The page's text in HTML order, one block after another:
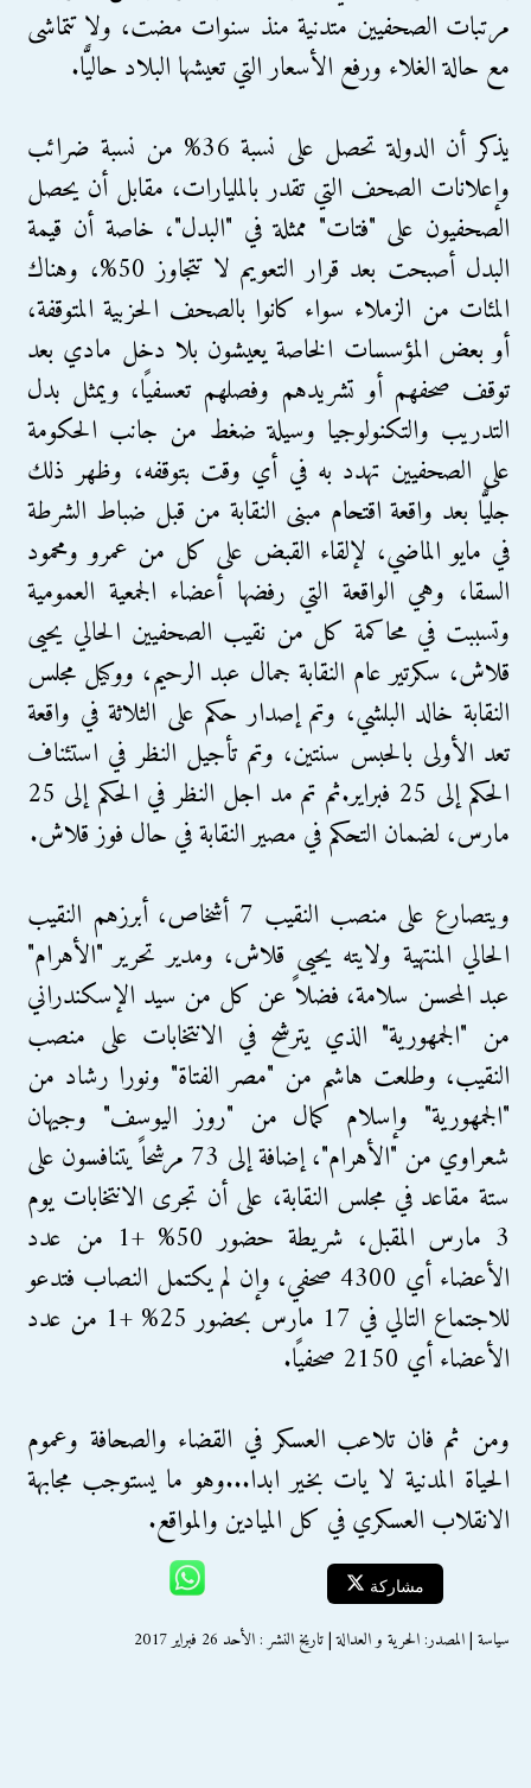
مرتبات الصحفيين متدنية منذ سنوات مضت، ولا تتماشى
مع حالة الغلاء ورفع الأسعار التي تعيشها البلاد حاليًّا.
يذكر أن الدولة تحصل على نسبة 36% من نسبة ضرائب
وإعلانات الصحف التي تقدر بالمليارات، مقابل أن يحصل
الصحفيون على "فتات" ممثلة في "البدل"، خاصة أن قيمة
البدل أصبحت بعد قرار التعويم لا تتجاوز 50%، وهناك
المئات من الزملاء سواء كانوا بالصحف الحزبية المتوقفة،
أو بعض المؤسسات الخاصة يعيشون بلا دخل مادي بعد
توقف صحفهم أو تشريدهم وفصلهم تعسفيًا، ويمثل بدل
التدريب والتكنولوجيا وسيلة ضغط من جانب الحكومة
على الصحفيين تهدد به في أي وقت بتوقفه، وظهر ذلك
جليًّا بعد واقعة اقتحام مبنى النقابة من قبل ضباط الشرطة
في مايو الماضي، لإلقاء القبض على كل من عمرو ومحمود
السقا، وهي الواقعة التي رفضها أعضاء الجمعية العمومية
وتسببت في محاكمة كل من نقيب الصحفيين الحالي يحيى
قلاش، سكرتير عام النقابة جمال عبد الرحيم، ووكيل مجلس
النقابة خالد البلشي، وتم إصدار حكم على الثلاثة في واقعة
تعد الأولى بالحبس سنتين، وتم تأجيل النظر في استئناف
الحكم إلى 25 فبراير.ثم تم مد اجل النظر في الحكم إلى 25
مارس، لضمان التحكم في مصير النقابة في حال فوز قلاش.
ويتصارع على منصب النقيب 7 أشخاص، أبرزهم النقيب
الحالي المنتهية ولايته يحيى قلاش، ومدير تحرير "الأهرام"
عبد المحسن سلامة، فضلاً عن كل من سيد الإسكندراني
من "الجمهورية" الذي يترشح في الانتخابات على منصب
النقيب، وطلعت هاشم من "مصر الفتاة" ونورا رشاد من
"الجمهورية" وإسلام كمال من "روز اليوسف" وجيهان
شعراوي من "الأهرام"، إضافة إلى 73 مرشحاً يتنافسون على
ستة مقاعد في مجلس النقابة، على أن تجرى الانتخابات يوم
3 مارس المقبل، شريطة حضور 50% +1 من عدد
الأعضاء أي 4300 صحفي، وإن لم يكتمل النصاب فتدعو
للاجتماع التالي في 17 مارس بحضور 25% +1 من عدد
الأعضاء أي 2150 صحفيًا.
ومن ثم فان تلاعب العسكر في القضاء والصحافة وعموم
الحياة المدنية لا يات بخير ابدا...وهو ما يستوجب مجابهة
الانقلاب العسكري في كل الميادين والمواقع.
مشاركة
سياسة | المصدر: الحرية و العدالة | تاريخ النشر : الأحد 26 فبراير 2017